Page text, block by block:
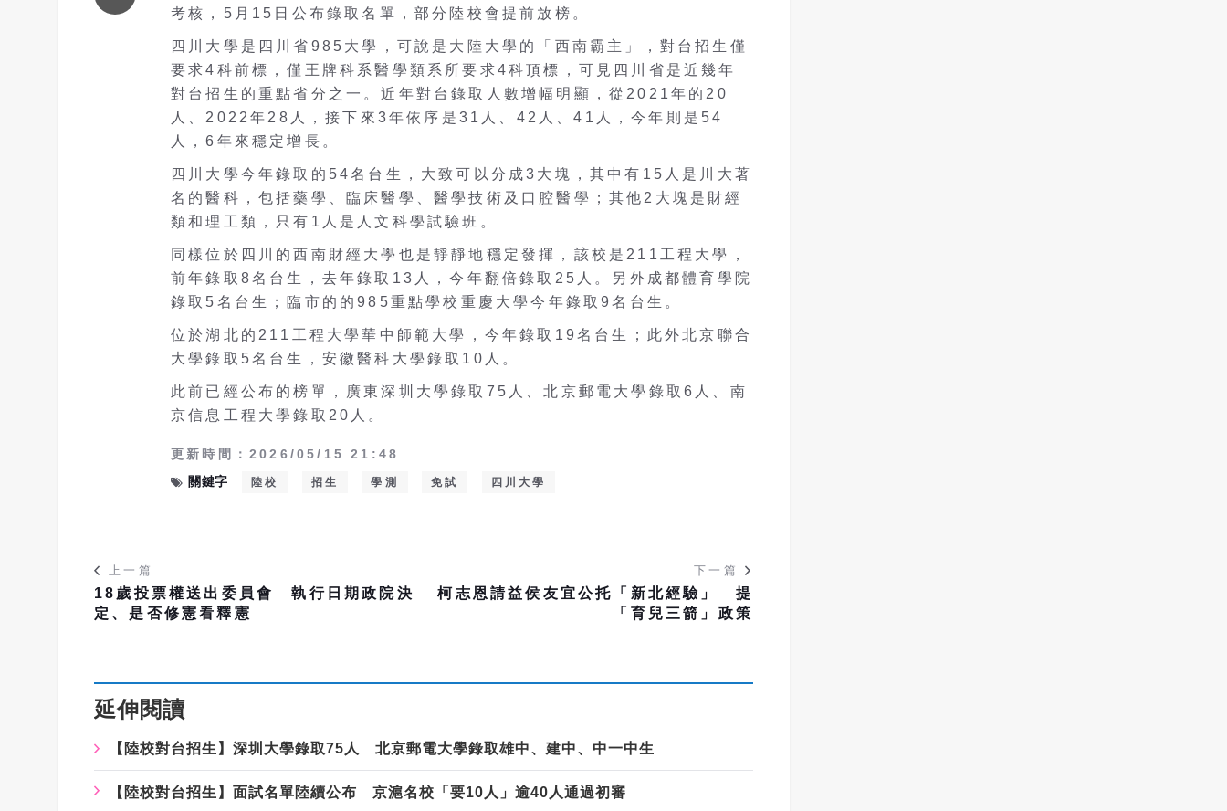
考核，5月15日公布錄取名單，部分陸校會提前放榜。
四川大學是四川省985大學，可說是大陸大學的「西南霸主」，對台招生僅
要求4科前標，僅王牌科系醫學類系所要求4科頂標，可見四川省是近幾年
對台招生的重點省分之一。近年對台錄取人數增幅明顯，從2021年的20
人、2022年28人，接下來3年依序是31人、42人、41人，今年則是54
人，6年來穩定增長。
四川大學今年錄取的54名台生，大致可以分成3大塊，其中有15人是川大著
名的醫科，包括藥學、臨床醫學、醫學技術及口腔醫學；其他2大塊是財經
類和理工類，只有1人是人文科學試驗班。
同樣位於四川的西南財經大學也是靜靜地穩定發揮，該校是211工程大學，
前年錄取8名台生，去年錄取13人，今年翻倍錄取25人。另外成都體育學院
錄取5名台生；臨市的的985重點學校重慶大學今年錄取9名台生。
位於湖北的211工程大學華中師範大學，今年錄取19名台生；此外北京聯合
大學錄取5名台生，安徽醫科大學錄取10人。
此前已經公布的榜單，廣東深圳大學錄取75人、北京郵電大學錄取6人、南
京信息工程大學錄取20人。
更新時間：2026/05/15 21:48
關鍵字
陸校 招生 學測 免試 四川大學
上一篇
18歲投票權送出委員會 執行日期政院決
定、是否修憲看釋憲
下一篇
柯志恩請益侯友宜公托「新北經驗」 提
「育兒三箭」政策
延伸閱讀
【陸校對台招生】深圳大學錄取75人 北京郵電大學錄取雄中、建中、中一中生
【陸校對台招生】面試名單陸續公布 京滬名校「要10人」逾40人通過初審